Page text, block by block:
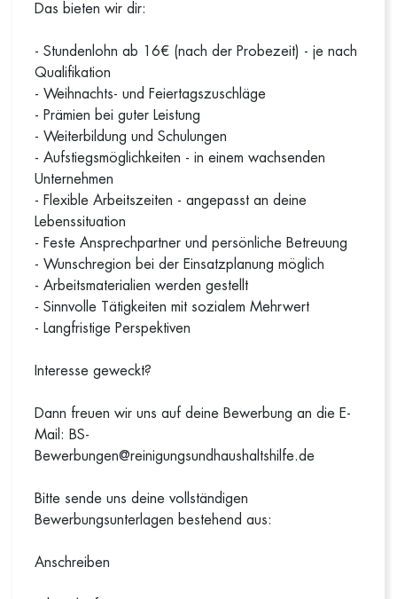
Das bieten wir dir:
- Stundenlohn ab 16€ (nach der Probezeit) - je nach
Qualifikation
- Weihnachts- und Feiertagszuschläge
- Prämien bei guter Leistung
- Weiterbildung und Schulungen
- Aufstiegsmöglichkeiten - in einem wachsenden
Unternehmen
- Flexible Arbeitszeiten - angepasst an deine
Lebenssituation
- Feste Ansprechpartner und persönliche Betreuung
- Wunschregion bei der Einsatzplanung möglich
- Arbeitsmaterialien werden gestellt
- Sinnvolle Tätigkeiten mit sozialem Mehrwert
- Langfristige Perspektiven
Interesse geweckt?
Dann freuen wir uns auf deine Bewerbung an die E-
Mail: BS-
Bewerbungen@reinigungsundhaushaltshilfe.de
Bitte sende uns deine vollständigen
Bewerbungsunterlagen bestehend aus:
Anschreiben